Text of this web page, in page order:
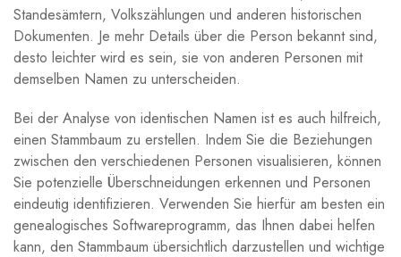
Standesämtern, Volkszählungen und anderen historischen
Dokumenten. Je mehr Details über die Person bekannt sind,
desto leichter wird es sein, sie von anderen Personen mit
demselben Namen zu unterscheiden.
Bei der Analyse von identischen Namen ist es auch hilfreich,
einen Stammbaum zu erstellen. Indem Sie die Beziehungen
zwischen den verschiedenen Personen visualisieren, können
Sie potenzielle Überschneidungen erkennen und Personen
eindeutig identifizieren. Verwenden Sie hierfür am besten ein
genealogisches Softwareprogramm, das Ihnen dabei helfen
kann, den Stammbaum übersichtlich darzustellen und wichtige